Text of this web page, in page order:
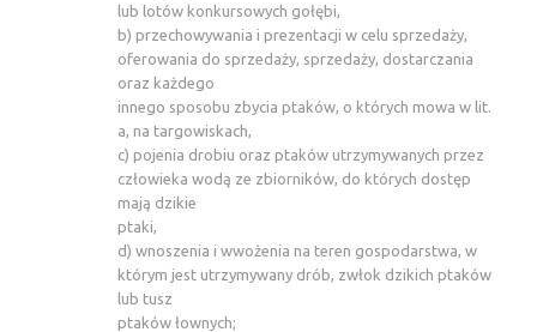
lub lotów konkursowych gołębi,
b) przechowywania i prezentacji w celu sprzedaży,
oferowania do sprzedaży, sprzedaży, dostarczania
oraz każdego
innego sposobu zbycia ptaków, o których mowa w lit.
a, na targowiskach,
c) pojenia drobiu oraz ptaków utrzymywanych przez
człowieka wodą ze zbiorników, do których dostęp
mają dzikie
ptaki,
d) wnoszenia i wwożenia na teren gospodarstwa, w
którym jest utrzymywany drób, zwłok dzikich ptaków
lub tusz
ptaków łownych;